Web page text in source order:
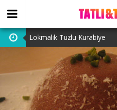
Lokmalık Tuzlu Kurabiye
Tam Ölçülü Un Helvası
Suffle
Cevizli Bulut Kek